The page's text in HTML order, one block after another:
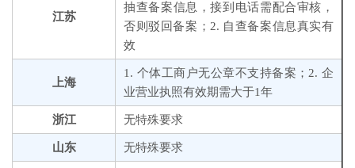
江苏
抽查备案信息，接到电话需配合审核，
否则驳回备案；2. 自查备案信息真实有
效
上海
1. 个体工商户无公章不支持备案；2. 企
业营业执照有效期需大于1年
浙江 无特殊要求
山东 无特殊要求